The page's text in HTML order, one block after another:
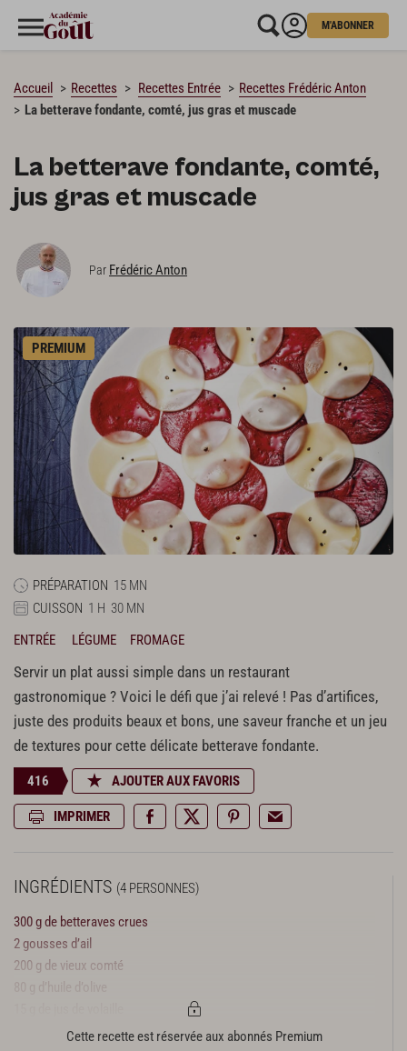
M'ABONNER
Accueil Recettes Recettes Entrée
Recettes Frédéric Anton
La betterave fondante, comté, jus gras et muscade
La betterave fondante, comté,
jus gras et muscade
Par Frédéric Anton
PREMIUM
PRÉPARATION 15 MN
CUISSON 1 H 30 MN
ENTRÉE
LÉGUME FROMAGE
Servir un plat aussi simple dans un restaurant
gastronomique ? Voici le défi que j’ai relevé ! Pas d’artifices,
juste des produits beaux et bons, une saveur franche et un jeu
de textures pour cette délicate betterave fondante.
416 AJOUTER AUX FAVORIS
IMPRIMER
INGRÉDIENTS (4 PERSONNES)
300 g de betteraves crues
2 gousses d’ail
200 g de vieux comté
80 g d’huile d’olive
Cette recette est réservée aux abonnés Premium
CHARGEMENT…